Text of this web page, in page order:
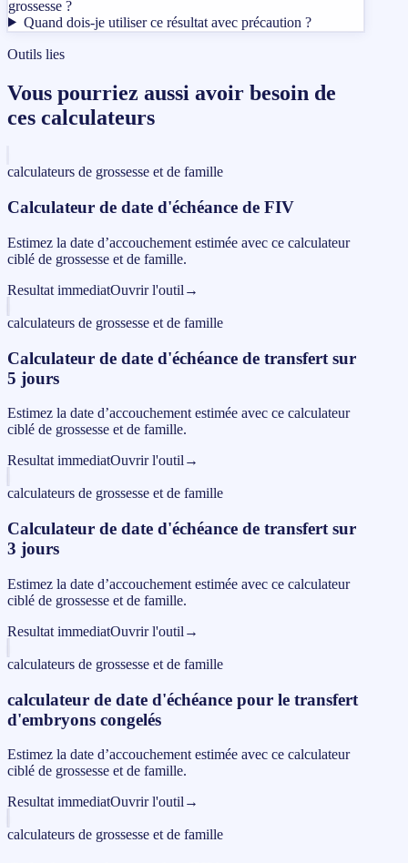
grossesse ?
Quand dois-je utiliser ce résultat avec précaution ?
Outils lies
Vous pourriez aussi avoir besoin de
ces calculateurs
calculateurs de grossesse et de famille
Calculateur de date d'échéance de FIV
Estimez la date d’accouchement estimée avec ce calculateur
ciblé de grossesse et de famille.
Resultat immediatOuvrir l'outil →
calculateurs de grossesse et de famille
Calculateur de date d'échéance de transfert sur
5 jours
Estimez la date d’accouchement estimée avec ce calculateur
ciblé de grossesse et de famille.
Resultat immediatOuvrir l'outil →
calculateurs de grossesse et de famille
Calculateur de date d'échéance de transfert sur
3 jours
Estimez la date d’accouchement estimée avec ce calculateur
ciblé de grossesse et de famille.
Resultat immediatOuvrir l'outil →
calculateurs de grossesse et de famille
calculateur de date d'échéance pour le transfert
d'embryons congelés
Estimez la date d’accouchement estimée avec ce calculateur
ciblé de grossesse et de famille.
Resultat immediatOuvrir l'outil →
calculateurs de grossesse et de famille